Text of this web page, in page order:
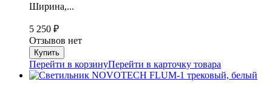
Ширина,...
5 250 ₽
Отзывов нет
Перейти в корзинуПерейти в карточку товара